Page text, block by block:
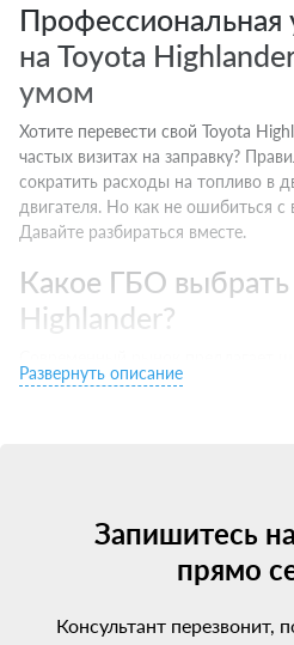
Профессиональная
на Toyota
умом
Хотите перевести свой Toyota
частых визитах на заправку?
сократить расходы на топливо в
двигателя. Но как не ошибиться
Давайте разбираться вместе.
Какое ГБО
Highlander?
любой вкус. Но как понять, что
хорошей репутацией.
Сертификаты и гарантии. Ищите
сертификацией для РФ и
ГБО может привести к
Развернуть описание
Запишитесь
прямо
Консультант перезвонит,